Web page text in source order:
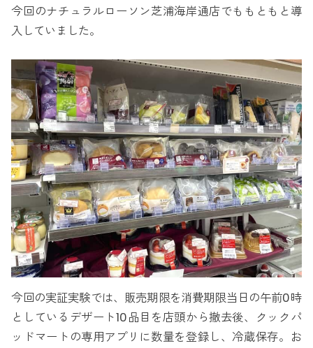
今回のナチュラルローソン芝浦海岸通店でももともと導
入していました。
今回の実証実験では、販売期限を消費期限当日の午前0時
としているデザート10品目を店頭から撤去後、クックパ
ッドマートの専用アプリに数量を登録し、冷蔵保存。お